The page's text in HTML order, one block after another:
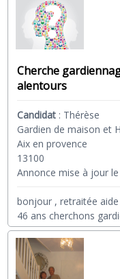
Cherche
alentours
Candidat : Thérèse
Gardien de maison et
Aix en provence
13100
Annonce mise à jour
bonjour , retraitée
46 ans cherchons